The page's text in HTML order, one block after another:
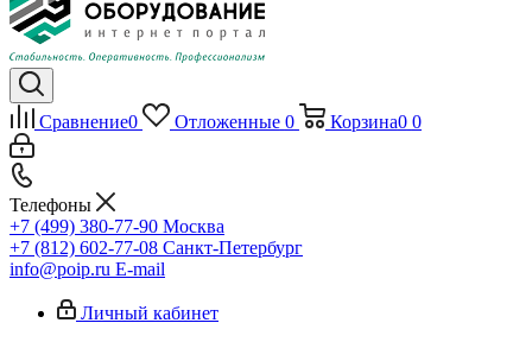
Сравнение0 Отложенные 0 Корзина0 0
Телефоны
+7 (499) 380-77-90 Москва
+7 (812) 602-77-08 Санкт-Петербург
info@poip.ru E-mail
Личный кабинет